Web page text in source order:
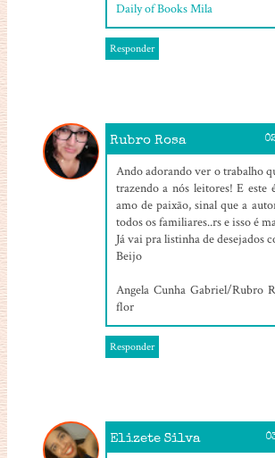
Daily of Books Mila
Responder
Rubro Rosa
Ando adorando ver o trabalho
trazendo a nós leitores! E este
amo de paixão, sinal que a
todos os familiares..rs e isso é
Já vai pra listinha de desejados
Beijo
Angela Cunha Gabriel/Rubro
flor
Responder
Elizete Silva